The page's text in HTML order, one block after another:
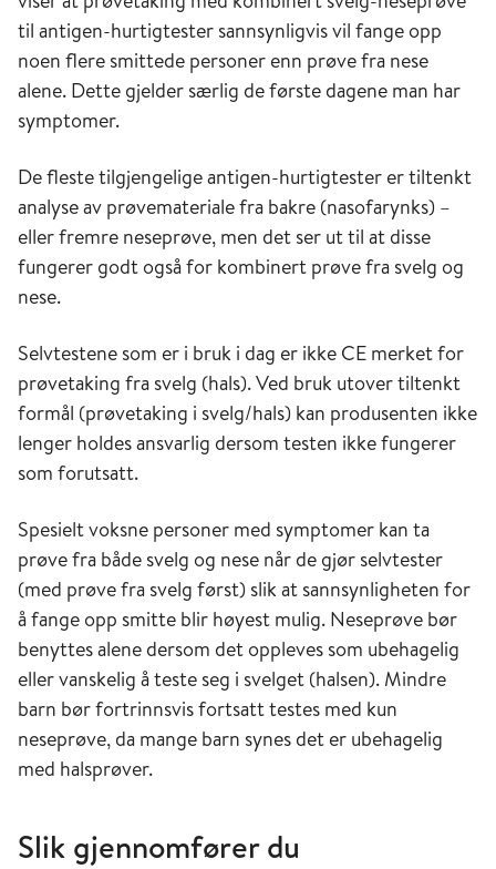
til antigen-hurtigtester sannsynligvis vil fange opp
noen flere smittede personer enn prøve fra nese
alene. Dette gjelder særlig de første dagene man har
symptomer.
De fleste tilgjengelige antigen-hurtigtester er tiltenkt
analyse av prøvemateriale fra bakre (nasofarynks) –
eller fremre neseprøve, men det ser ut til at disse
fungerer godt også for kombinert prøve fra svelg og
nese.
Selvtestene som er i bruk i dag er ikke CE merket for
prøvetaking fra svelg (hals). Ved bruk utover tiltenkt
formål (prøvetaking i svelg/hals) kan produsenten ikke
lenger holdes ansvarlig dersom testen ikke fungerer
som forutsatt.
Spesielt voksne personer med symptomer kan ta
prøve fra både svelg og nese når de gjør selvtester
(med prøve fra svelg først) slik at sannsynligheten for
å fange opp smitte blir høyest mulig. Neseprøve bør
benyttes alene dersom det oppleves som ubehagelig
eller vanskelig å teste seg i svelget (halsen). Mindre
barn bør fortrinnsvis fortsatt testes med kun
neseprøve, da mange barn synes det er ubehagelig
med halsprøver.
Slik gjennomfører du